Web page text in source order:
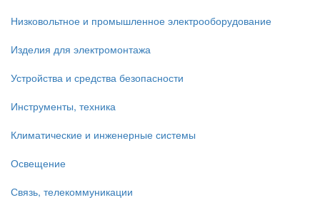
Низковольтное и промышленное электрооборудование
Изделия для электромонтажа
Устройства и средства безопасности
Инструменты, техника
Климатические и инженерные системы
Освещение
Связь, телекоммуникации